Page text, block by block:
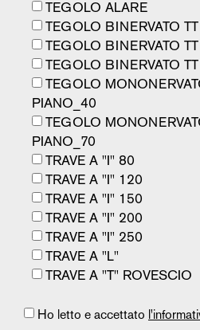
TEGOLO ALARE
TEGOLO BINERVATO
TEGOLO BINERVATO
TEGOLO BINERVATO
TEGOLO
PIANO_40
TEGOLO
PIANO_70
TRAVE A "I" 80
TRAVE A "I" 120
TRAVE A "I" 150
TRAVE A "I" 200
TRAVE A "I" 250
TRAVE A "L"
TRAVE A "T" ROVESCIO
Ho letto e accettato